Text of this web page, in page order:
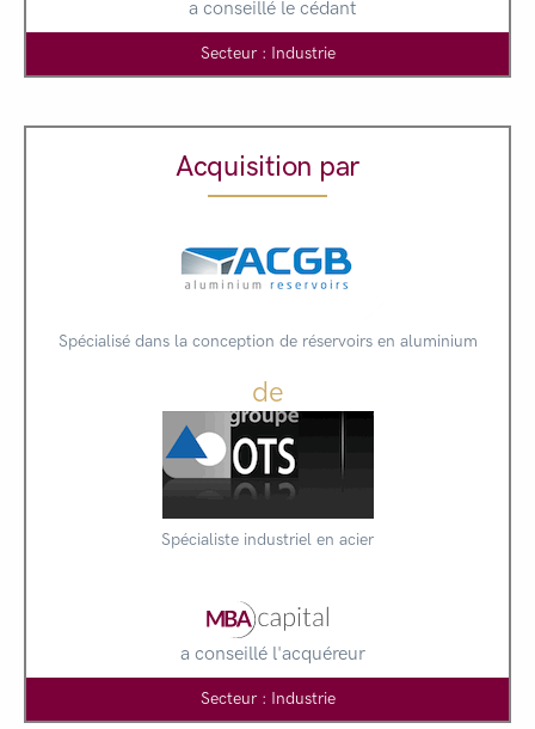
a conseillé le cédant
Secteur : Industrie
Acquisition par
Spécialisé dans la conception de réservoirs en aluminium
de
Spécialiste industriel en acier
a conseillé l'acquéreur
Secteur : Industrie